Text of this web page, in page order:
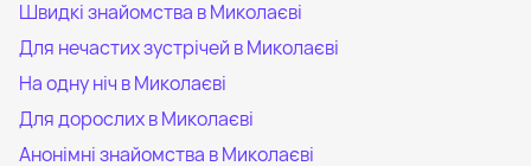
Швидкі знайомства в Миколаєві
Для нечастих зустрічей в Миколаєві
На одну ніч в Миколаєві
Для дорослих в Миколаєві
Анонімні знайомства в Миколаєві